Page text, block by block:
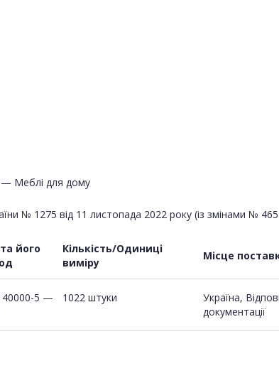
— Меблі для дому
№ 1275 від 11 листопада 2022 року (із змінами №
його
Кількість/Одиниці
виміру
Місце
5 —
1022 штуки
Україна,
документації